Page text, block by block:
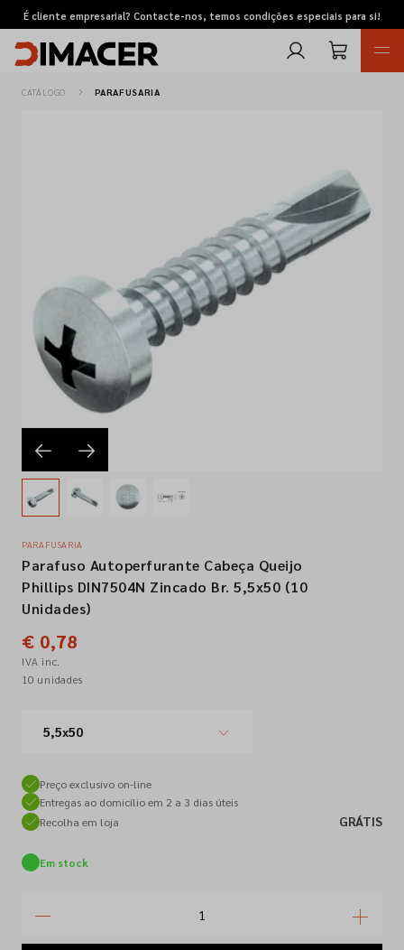
É cliente empresarial? Contacte-nos, temos condições especiais para si!
Pedidos de cotação
Marcas
Favoritos
Empresa
Contactos
Siga-nos nas redes sociais
CATÁLOGO PARAFUSARIA
PARAFUSARIA
Parafuso Autoperfurante Cabeça Queijo
Phillips DIN7504N Zincado Br. 5,5x50 (10
Unidades)
€ 0,78
IVA inc.
10 unidades
5,5x50
Preço exclusivo on-line
Entregas ao domicílio em 2 a 3 dias úteis
Recolha em loja
GRÁTIS
Em stock